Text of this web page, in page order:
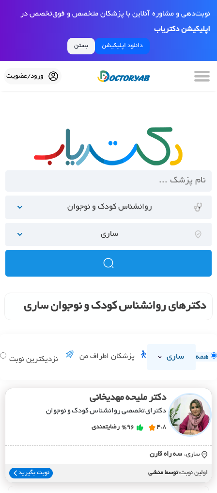
نوبت‌دهی و مشاوره آنلاین با پزشکان متخصص و فوق‌تخصص در
اپلیکیشن دکتریاب
دانلود اپلیکیشن بستن
ورود/عضویت
روانشناس کودک و نوجوان
ساری
دکترهای روانشناس کودک و نوجوان ساری
همه ساری پزشکان اطراف من نزدیکترین نوبت
دکتر ملیحه مهدیخانی
دکترای تخصصی روانشناس کودک و نوجوان
4.8
%96 رضایتمندی
ساری، سه راه قارن
اولین نوبت:توسط منشی نوبت بگیرید